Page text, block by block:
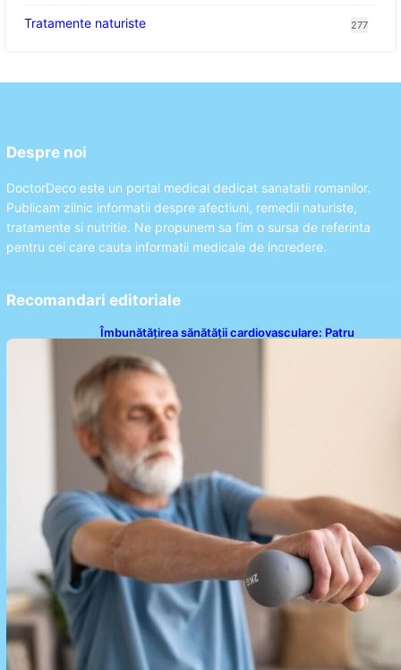
Tratamente naturiste 277
Despre noi
DoctorDeco este un portal medical dedicat sanatatii romanilor.
Publicam zilnic informatii despre afectiuni, remedii naturiste,
tratamente si nutritie. Ne propunem sa fim o sursa de referinta
pentru cei care cauta informatii medicale de incredere.
Recomandari editoriale
Îmbunătățirea sănătății cardiovasculare: Patru
la domiciliu